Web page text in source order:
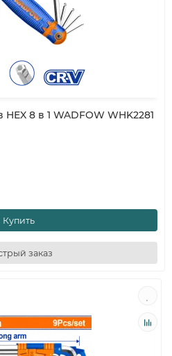
8 в 1 WADFOW WHK2281
Купить
заказ